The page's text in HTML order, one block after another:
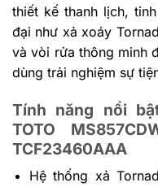
thiết kế thanh lịch,
đại như xả xoáy
và vòi rửa thông minh
dùng trải nghiệm sự
Tính năng nổi
TOTO
TCF23460AAA
Hệ thống xả